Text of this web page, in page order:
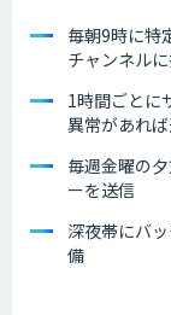
毎朝9時に特
チャンネル
1時間ごとに
異常があれ
毎週金曜の
ーを送信
深夜帯にバ
備